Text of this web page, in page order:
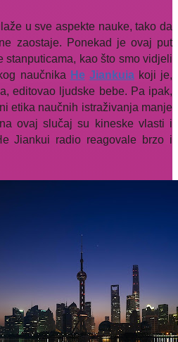
u sve aspekte nauke, tako da
zaostaje. Ponekad je ovaj put
stanputicama, kao što smo vidjeli
naučnika He Jiankuiakoji je,
editovao ljudske bebe. Pa ipak,
etika naučnih istraživanja manje
ovaj slučaj su kineske vlasti i
Jiankui radio reagovale brzo i